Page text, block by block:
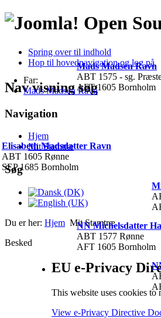
Open
Spring over til indhold
Hop til hovednavigation og log på
Nav visning søg
Navigation
Hjem
Mit Stamtræ
Søg
Du er her: Hjem Mit Stamtræ
Besked
EU e-Privacy
This website uses cookies
View e-Privacy Directive
Far:
Mads Madsen Ravn
Elisabeth Madsdatter Ravn
ABT 1605 Rønne
SEP 1685 Bornholm
Mads Madsen Ravn
ABT 1575 - sg.
AFT 1605 Bornholm
NN Michelsdatter
ABT 1577 Rønne
AFT 1605 Bornholm